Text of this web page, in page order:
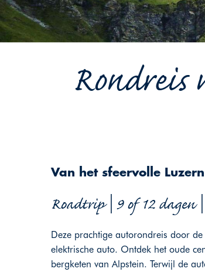
Rondreis
Van het sfeervolle
Roadtrip | 9 of 12
Deze prachtige autorondreis door
elektrische auto. Ontdek het oude
bergketen van Alpstein. Terwijl de